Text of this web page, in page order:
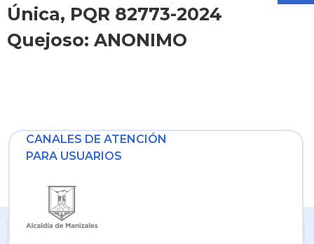
Única, PQR 82773-2024
Quejoso: ANONIMO
CANALES DE ATENCIÓN
PARA USUARIOS